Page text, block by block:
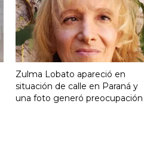
Zulma Lobato apareció en
situación de calle en Paraná y
una foto generó preocupación